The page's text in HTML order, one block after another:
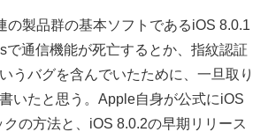
の製品群の基本ソフトであるiOS 8.0.1
で通信機能が死亡するとか、指紋認証
うバグを含んでいたために、一旦取り
いたと思う。Apple自身が公式にiOS
の方法と、iOS 8.0.2の早期リリース